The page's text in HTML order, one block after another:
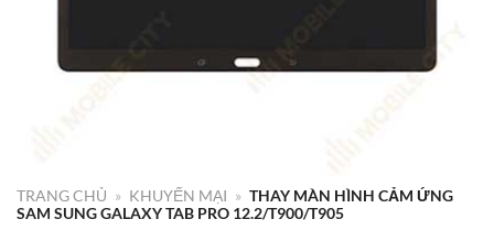
TRANG CHỦ » KHUYẾN MẠI » THAY MÀN HÌNH CẢM ỨNG
SAM SUNG GALAXY TAB PRO 12.2/T900/T905